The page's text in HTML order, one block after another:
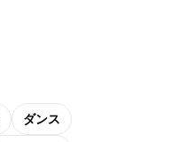
ダンス